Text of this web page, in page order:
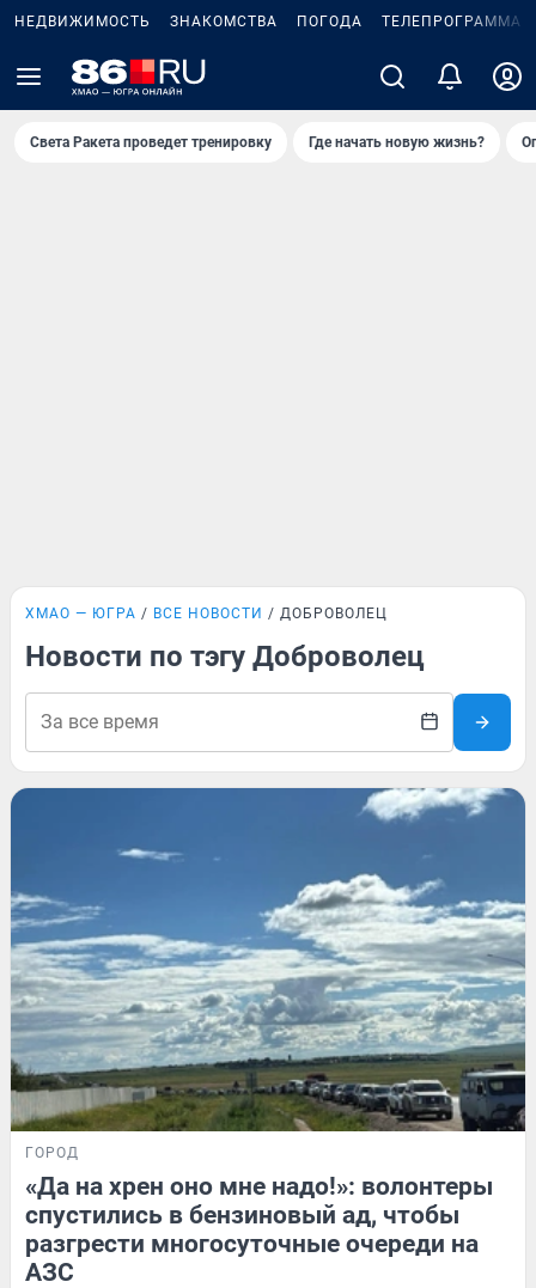
НЕДВИЖИМОСТЬ ЗНАКОМСТВА ПОГОДА ТЕЛЕПРОГРАММА
Света Ракета проведет тренировку Где начать новую жизнь?
ХМАО — ЮГРА ВСЕ НОВОСТИ ДОБРОВОЛЕЦ
Новости по тэгу Доброволец
ГОРОД
«Да на хрен оно мне надо!»: волонтеры
спустились в бензиновый ад, чтобы
разгрести многосуточные очереди на
АЗС